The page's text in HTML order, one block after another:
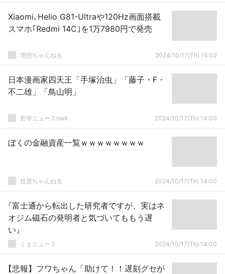
Xiaomi､Helio G81-Ultraや120Hz画面搭載
スマホ｢Redmi 14C｣を1万7980円で発売
理想ちゃんねる 2024/10/17(Th) 14:02
日本漫画家四天王「手塚治虫」「藤子・F・
不二雄」「鳥山明」
哲学ニュースnwk 2024/10/17(Th) 14:00
ぼくの金融資産一覧ｗｗｗｗｗｗｗｗ
投資ちゃんねる 2024/10/17(Th) 14:00
『富士通から転出した研究者ですが、実はネ
オジム磁石の発明者と気づいてももう遅
い』
くまニュース 2024/10/17(Th) 14:00
【悲報】フワちゃん「助けて！！遅刻グセが